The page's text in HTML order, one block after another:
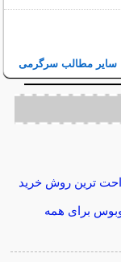
سایر مطالب سرگرمی
راحت ترین روش خرید
برای همه